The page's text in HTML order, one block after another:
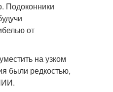
Подоконники
от
на узком
были редкостью,